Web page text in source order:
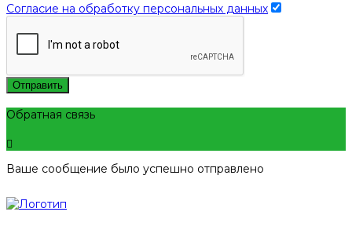
Согласие на обработку персональных данных
Отправить
Обратная связь
Ваше сообщение было успешно отправлено